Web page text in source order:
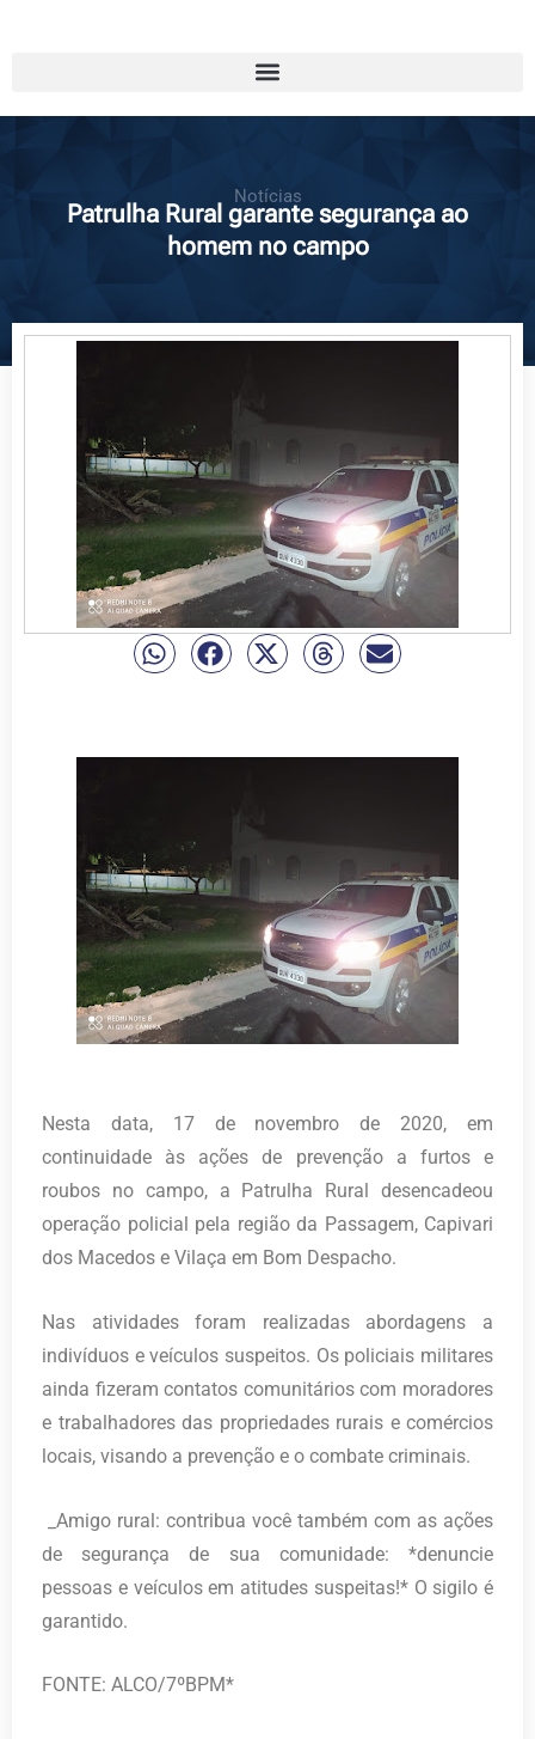
Notícias
Patrulha Rural garante segurança ao
homem no campo
Nesta data, 17 de novembro de 2020, em
continuidade às ações de prevenção a furtos e
roubos no campo, a Patrulha Rural desencadeou
operação policial pela região da Passagem, Capivari
dos Macedos e Vilaça em Bom Despacho.
Nas atividades foram realizadas abordagens a
indivíduos e veículos suspeitos. Os policiais militares
ainda fizeram contatos comunitários com moradores
e trabalhadores das propriedades rurais e comércios
locais, visando a prevenção e o combate criminais.
_Amigo rural: contribua você também com as ações
de segurança de sua comunidade: *denuncie
pessoas e veículos em atitudes suspeitas!* O sigilo é
garantido.
FONTE: ALCO/7ºBPM*